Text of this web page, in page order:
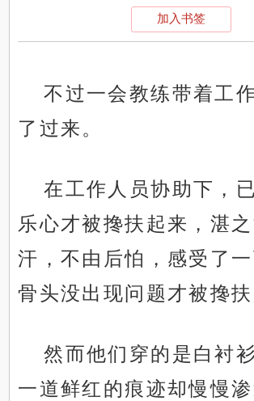
加入书签
不过一会教练带着工
了过来。
在工作人员协助下，
乐心才被搀扶起来，湛
汗，不由后怕，感受了
骨头没出现问题才被搀扶
然而他们穿的是白衬
一道鲜红的痕迹却慢慢